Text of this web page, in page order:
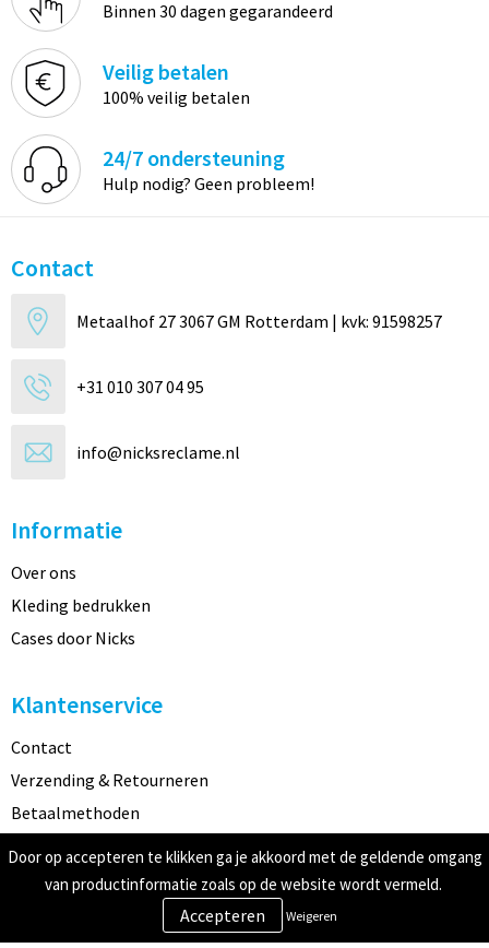
Binnen 30 dagen gegarandeerd
Veilig betalen
100% veilig betalen
24/7 ondersteuning
Hulp nodig? Geen probleem!
Contact
Metaalhof 27 3067 GM Rotterdam | kvk: 91598257
+31 010 307 04 95
info@nicksreclame.nl
Informatie
Over ons
Kleding bedrukken
Cases door Nicks
Klantenservice
Contact
Verzending & Retourneren
Betaalmethoden
Veilig winkelen
Algemene voorwaarden
Door op accepteren te klikken ga je akkoord met de geldende omgang
van productinformatie zoals op de website wordt vermeld.
Weigeren